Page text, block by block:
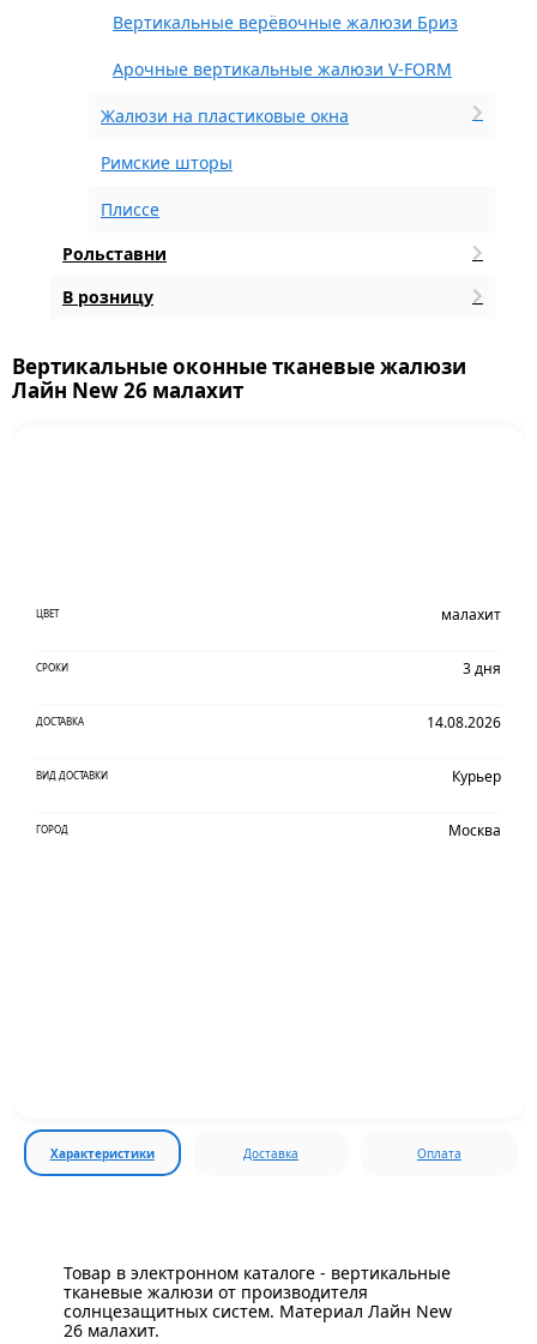
Вертикальные верёвочные жалюзи Бриз
Арочные вертикальные жалюзи V-FORM
Жалюзи на пластиковые окна
Римские шторы
Плиссе
Рольставни
В розницу
Вертикальные оконные тканевые жалюзи
Лайн New 26 малахит
ЦВЕТ малахит
СРОКИ 3 дня
ДОСТАВКА 14.08.2026
ВИД ДОСТАВКИ Курьер
ГОРОД Москва
Характеристики Доставка Оплата
Товар в электронном каталоге - вертикальные
тканевые жалюзи от производителя
солнцезащитных систем. Материал Лайн New
26 малахит.